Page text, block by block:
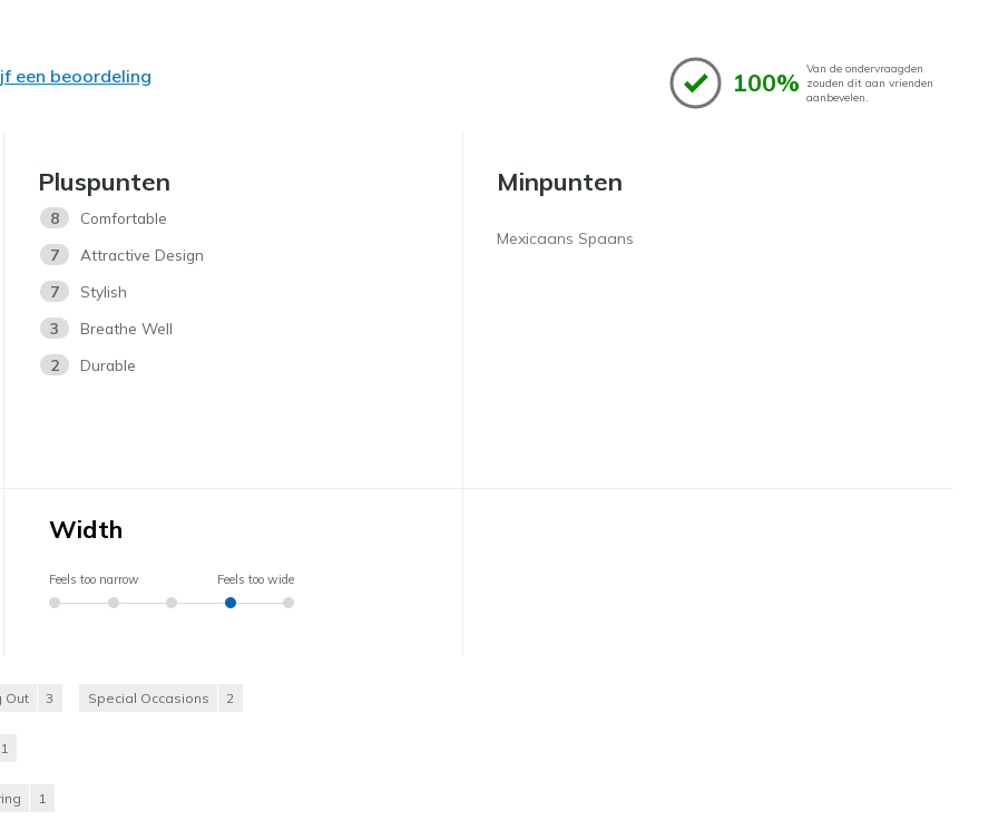
een beoordeling 100% Van de ondervraagden
zouden dit aan vrienden
aanbevelen.
Pluspunten
8
Comfortable
7
Attractive Design
7
Stylish
3
Breathe Well
2
Durable
Minpunten
Mexicaans Spaans
Width
Feels too narrow Feels too wide
Out 3 Special Occasions 2
1
1